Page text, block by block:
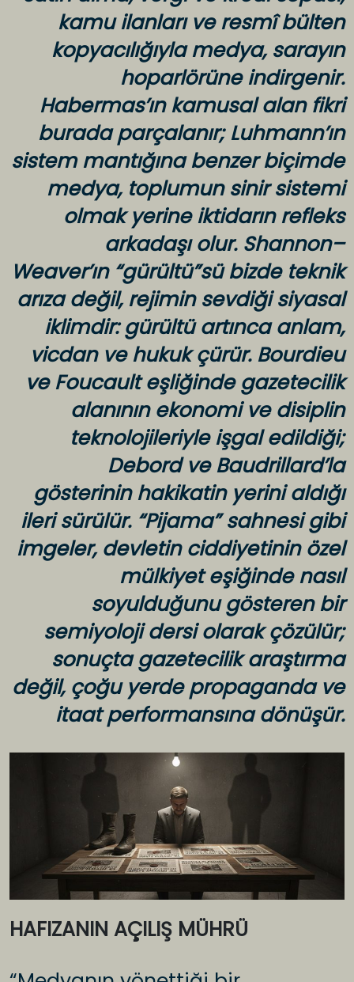
kamu ilanları ve resmî bülten
kopyacılığıyla medya, sarayın
hoparlörüne indirgenir.
Habermas’ın kamusal alan fikri
burada parçalanır; Luhmann’ın
sistem mantığına benzer biçimde
medya, toplumun sinir sistemi
olmak yerine iktidarın refleks
arkadaşı olur. Shannon–
Weaver’ın “gürültü”sü bizde teknik
arıza değil, rejimin sevdiği siyasal
iklimdir: gürültü artınca anlam,
vicdan ve hukuk çürür. Bourdieu
ve Foucault eşliğinde gazetecilik
alanının ekonomi ve disiplin
teknolojileriyle işgal edildiği;
Debord ve Baudrillard’la
gösterinin hakikatin yerini aldığı
ileri sürülür. “Pijama” sahnesi gibi
imgeler, devletin ciddiyetinin özel
mülkiyet eşiğinde nasıl
soyulduğunu gösteren bir
semiyoloji dersi olarak çözülür;
sonuçta gazetecilik araştırma
değil, çoğu yerde propaganda ve
itaat performansına dönüşür.
HAFIZANIN AÇILIŞ MÜHRÜ